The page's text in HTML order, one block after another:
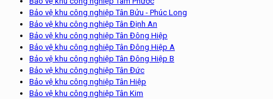
Bảo vệ khu công nghiệp Tân Bửu - Phúc Long
Bảo vệ khu công nghiệp Tân Định An
Bảo vệ khu công nghiệp Tân Đông Hiệp
Bảo vệ khu công nghiệp Tân Đông Hiệp A
Bảo vệ khu công nghiệp Tân Đông Hiệp B
Bảo vệ khu công nghiệp Tân Đức
Bảo vệ khu công nghiệp Tân Hiệp
Bảo vệ khu công nghiệp Tân Kim